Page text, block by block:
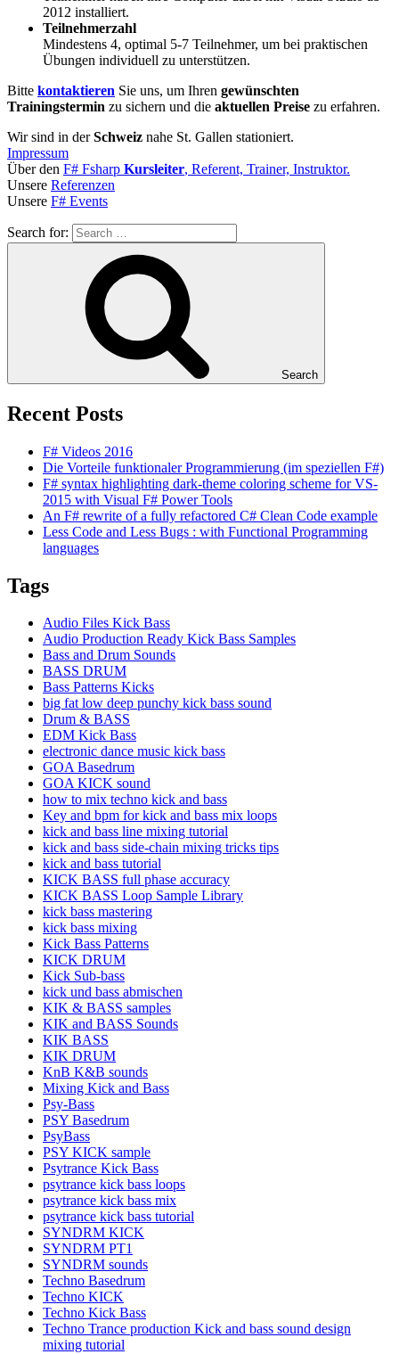
2012 installiert.
Teilnehmerzahl
Mindestens 4, optimal 5-7 Teilnehmer, um bei praktischen
Übungen individuell zu unterstützen.
Bitte kontaktieren Sie uns, um Ihren gewünschten
Trainingstermin zu sichern und die aktuellen Preise zu erfahren.
Wir sind in derSchweiz nahe St. Gallen stationiert.
Impressum
Über den F# Fsharp Kursleiter, Referent, Trainer, Instruktor.
Unsere Referenzen
Unsere F# Events
Search for:
Search
Recent Posts
F# Videos 2016
Die Vorteile funktionaler Programmierung (im speziellen F#)
F# syntax highlighting dark-theme coloring scheme for VS-
2015 with Visual F# Power Tools
An F# rewrite of a fully refactored C# Clean Code example
Less Code and Less Bugs : with Functional Programming
languages
Tags
Audio Files Kick Bass
Audio Production Ready Kick Bass Samples
Bass and Drum Sounds
BASS DRUM
Bass Patterns Kicks
big fat low deep punchy kick bass sound
Drum & BASS
EDM Kick Bass
electronic dance music kick bass
GOA Basedrum
GOA KICK sound
how to mix techno kick and bass
Key and bpm for kick and bass mix loops
kick and bass line mixing tutorial
kick and bass side-chain mixing tricks tips
kick and bass tutorial
KICK BASS full phase accuracy
KICK BASS Loop Sample Library
kick bass mastering
kick bass mixing
Kick Bass Patterns
KICK DRUM
Kick Sub-bass
kick und bass abmischen
KIK & BASS samples
KIK and BASS Sounds
KIK BASS
KIK DRUM
KnB K&B sounds
Mixing Kick and Bass
Psy-Bass
PSY Basedrum
PsyBass
PSY KICK sample
Psytrance Kick Bass
psytrance kick bass loops
psytrance kick bass mix
psytrance kick bass tutorial
SYNDRM KICK
SYNDRM PT1
SYNDRM sounds
Techno Basedrum
Techno KICK
Techno Kick Bass
Techno Trance production Kick and bass sound design
mixing tutorial